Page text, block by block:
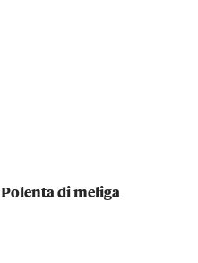
Polenta di meliga